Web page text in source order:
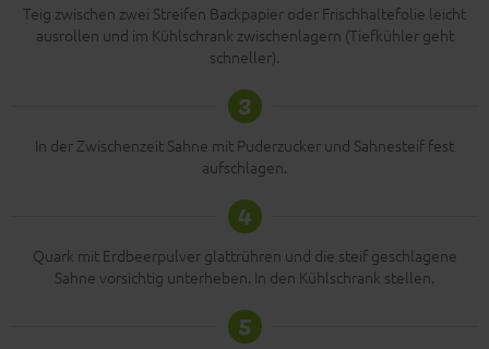
Teig zwischen zwei Streifen Backpapier oder Frischhaltefolie leicht
ausrollen und im Kühlschrank zwischenlagern (Tiefkühler geht
schneller).
3
In der Zwischenzeit Sahne mit Puderzucker und Sahnesteif fest
aufschlagen.
4
Quark mit Erdbeerpulver glattrühren und die steif geschlagene
Sahne vorsichtig unterheben. In den Kühlschrank stellen.
5